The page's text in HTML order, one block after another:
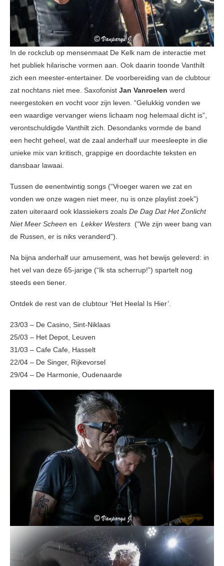
In de rockclub op mensenmaat De Kelk nam de interactie met
het publiek hilarische vormen aan. Ook daarin toonde Vanthilt
zich een meester-entertainer. De voorbereiding van de clubtour
zat nochtans niet mee. Saxofonist Jan Vanroelen werd
neergestoken en vocht voor zijn leven. “Gelukkig vonden we
een waardige vervanger wiens lichaam nog helemaal dicht is”,
verontschuldigde Vanthilt zich. Desondanks vormde de band
een hecht geheel, wat de zaal anderhalf uur meesleepte in die
unieke mix van kritisch, grappige en doordachte teksten en
dansbaar lawaai.
Tussen de eenentwintig songs (“Vroeger waren we zat en
vonden we onze wagen niet meer, nu is onze playlist zoek”)
zaten uiteraard ook klassiekers zoals De Dag Dat Het Zonlicht
Niet Meer Scheen en Lekker Westers (“We zijn weer bang van
de Russen, er is niks veranderd”).
Na bijna anderhalf uur amusement, was het bewijs geleverd: in
het vel van deze 65-jarige (“Ik sta scherrup!”) spartelt nog
steeds een tiener.
Ontdek de rest van de clubtour ‘Het Heelal Is Hier’.
23/03 – De Casino, Sint-Niklaas
25/03 – Het Depot, Leuven
31/03 – Cafe Cafe, Hasselt
22/04 – De Singer, Rijkevorsel
29/04 – De Harmonie, Oudenaarde